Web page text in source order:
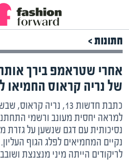
חתונות >
אחרי שטראמפ בירך
של נריה קראוס החמיאו
כתבת חדשות 13, נריה
למראה יחסית מעונב ורשמי
נסיכותית עם דגם שנשען על גזרת
נקיים המחמיאים לפלג הגוף
לריקודים הייתה מיני מנצנצת